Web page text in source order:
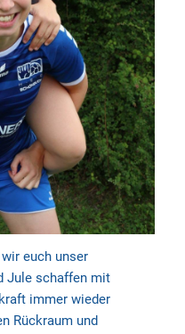
euch unser
Jule schaffen mit
immer wieder
Rückraum und